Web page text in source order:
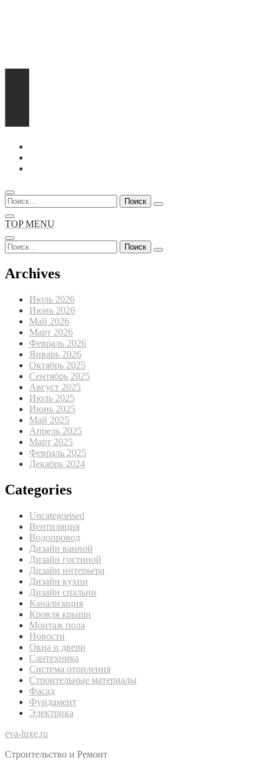
Перейти
содержимому
Найти:
TOP MENU
Найти:
Archives
Июль 2026
Июнь 2026
Май 2026
Март 2026
Февраль 2026
Январь 2026
Октябрь 2025
Сентябрь 2025
Август 2025
Июль 2025
Июнь 2025
Май 2025
Апрель 2025
Март 2025
Февраль 2025
Декабрь 2024
Categories
Uncategorised
Вентиляция
Водопровод
Дизайн ванной
Дизайн гостиной
Дизайн интерьера
Дизайн кухни
Дизайн спальни
Канализация
Кровля крыши
Монтаж пола
Новости
Окна и двери
Сантехника
Система отопления
Строительные материалы
Фасад
Фундамент
Электрика
eva-luxe.ru
Строительство и Ремонт